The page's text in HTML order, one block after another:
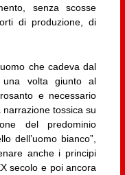
senza scosse
di produzione, di
che cadeva dal
volta giunto al
e necessario
narrazione tossica su
del predominio
dell’uomo bianco”,
anche i principi
secolo e poi ancora